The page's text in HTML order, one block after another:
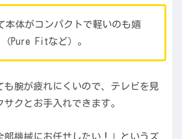
本体がコンパクトで軽いのも嬉
Pure Fitなど）。
も腕が疲れにくいので、テレビを見
クとお手入れできます。
部機械にお任せしたい！」というズ